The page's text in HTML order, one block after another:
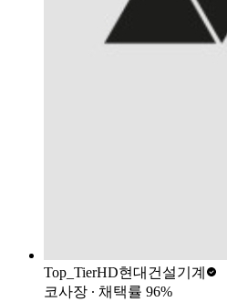
Top_TierHD현대건설기계
코사장 ∙ 채택률 96%